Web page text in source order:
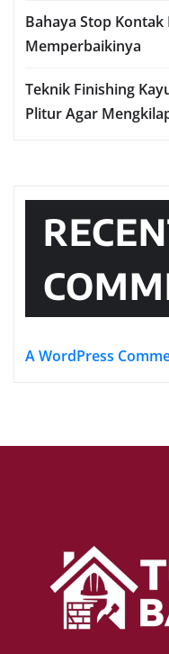
Bahaya Stop Kontak
Memperbaikinya
Teknik Finishing
Plitur Agar
A WordPress